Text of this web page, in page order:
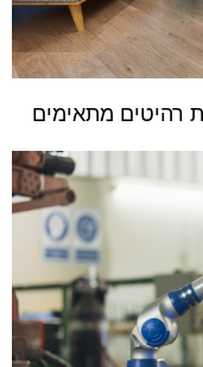
רהיטים מתאימים